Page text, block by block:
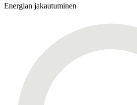
Energian jakautuminen